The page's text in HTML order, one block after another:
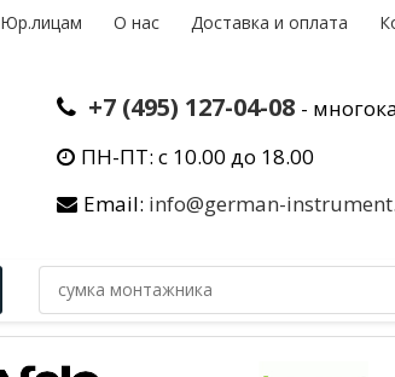
Юр.лицам О нас Доставка и оплата
+7 (495) 127-04-08 -
ПН-ПТ: с 10.00 до 18.00
Email: info@german-